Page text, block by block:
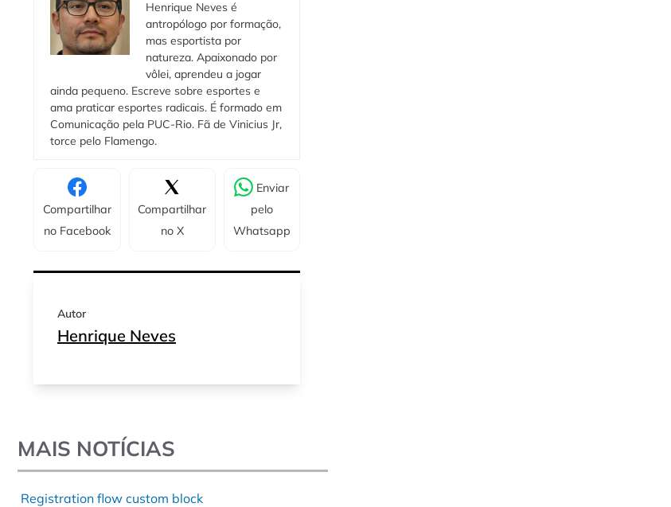
Henrique Neves é
antropólogo por formação,
mas esportista por
natureza. Apaixonado por
vôlei, aprendeu a jogar
ainda pequeno. Escreve sobre esportes e
ama praticar esportes radicais. É formado em
Comunicação pela PUC-Rio. Fã de Vinicius Jr,
torce pelo Flamengo.
Compartilhar
no Facebook
Compartilhar
no X
Enviar
pelo
Whatsapp
Autor
Henrique Neves
MAIS NOTÍCIAS
Registration flow custom block